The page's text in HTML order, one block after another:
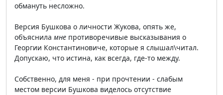
обмануть несложно.
Версия Бушкова о личности Жукова, опять же,
объяснила мне противоречивые высказывания о
Георгии Константиновиче, которые я слышал\читал.
Допускаю, что истина, как всегда, где-то между.
Собственно, для меня - при прочтении - слабым
местом версии Бушкова виделось отсутствие